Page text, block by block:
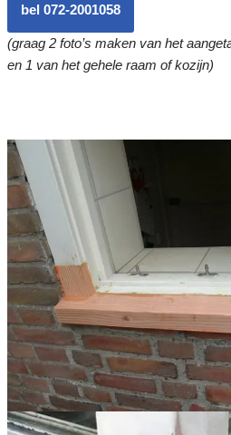
bel 072-2001058
(graag 2 foto’s maken van het
en 1 van het gehele raam of kozijn)